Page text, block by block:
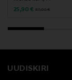
Discounted Price
25,90 € Original Price
67,00 €
UUDISKIRI